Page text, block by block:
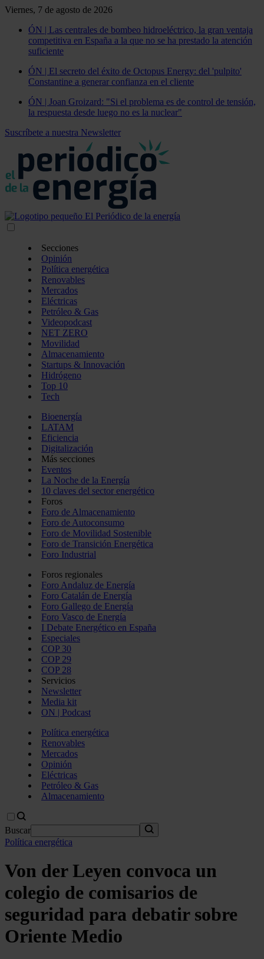
Viernes, 7 de agosto de 2026
ÓN | Las centrales de bombeo hidroeléctrico, la gran ventaja
competitiva en España a la que no se ha prestado la atención
suficiente
ÓN | El secreto del éxito de Octopus Energy: del 'pulpito'
Constantine a generar confianza en el cliente
ÓN | Joan Groizard: "Si el problema es de control de tensión,
la respuesta desde luego no es la nuclear"
Suscríbete a nuestra Newsletter
Secciones
Opinión
Política energética
Renovables
Mercados
Eléctricas
Petróleo & Gas
Videopodcast
NET ZERO
Movilidad
Almacenamiento
Startups & Innovación
Hidrógeno
Top 10
Tech
Bioenergía
LATAM
Eficiencia
Digitalización
Más secciones
Eventos
La Noche de la Energía
10 claves del sector energético
Foros
Foro de Almacenamiento
Foro de Autoconsumo
Foro de Movilidad Sostenible
Foro de Transición Energética
Foro Industrial
Foros regionales
Foro Andaluz de Energía
Foro Catalán de Energía
Foro Gallego de Energía
Foro Vasco de Energía
I Debate Energético en España
Especiales
COP 30
COP 29
COP 28
Servicios
Newsletter
Media kit
ON | Podcast
Política energética
Renovables
Mercados
Opinión
Eléctricas
Petróleo & Gas
Almacenamiento
Buscar
Política energética
Von der Leyen convoca un
colegio de comisarios de
seguridad para debatir sobre
Oriente Medio